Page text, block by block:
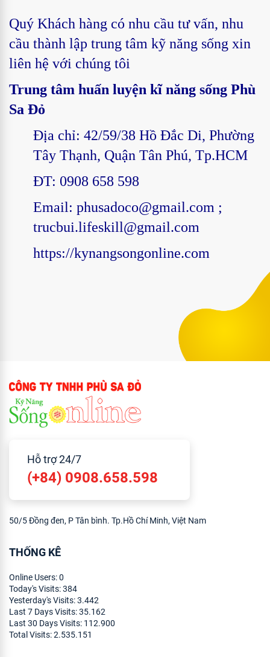
Quý Khách hàng có nhu cầu tư vấn, nhu
cầu thành lập trung tâm kỹ năng sống xin
liên hệ với chúng tôi
Trung tâm huấn luyện kĩ năng sống Phù
Sa Đỏ
Địa chỉ: 42/59/38 Hồ Đắc Di, Phường
Tây Thạnh, Quận Tân Phú, Tp.HCM
ĐT: 0908 658 598
Email: phusadoco@gmail.com ;
trucbui.lifeskill@gmail.com
https://kynangsongonline.com
Hỗ trợ 24/7
(+84) 0908.658.598
50/5 Đồng đen, P Tân bình. Tp.Hồ Chí Minh, Việt Nam
THỐNG KÊ
Online Users:0
Today's Visits:384
Yesterday's Visits:3.442
Last 7 Days Visits:35.162
Last 30 Days Visits: 112.900
Total Visits:2.535.151